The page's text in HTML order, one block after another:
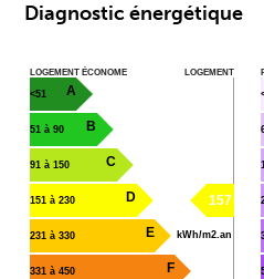
Diagnostic énergétique
LOGEMENT ÉCONOME LOGEMENT
<51 A
51 à 90 B
91 à 150 C
151 à 230 D
231 à 330 E
331 à 450 F
157
kWh/m2.an